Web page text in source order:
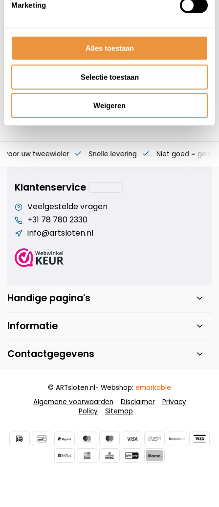
Marketing
Alles toestaan
Selectie toestaan
Weigeren
12,95
voor uw tweewieler Snelle levering Niet goed = geld
Klantenservice
Veelgestelde vragen
+31 78 780 2330
info@artsloten.nl
Handige pagina's
Informatie
Contactgegevens
Algemene voorwaarden Disclaimer
Privacy
Policy
Sitemap
© ARTsloten.nl- Webshop: emarkable